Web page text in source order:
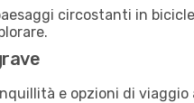
circostanti in
e opzioni di